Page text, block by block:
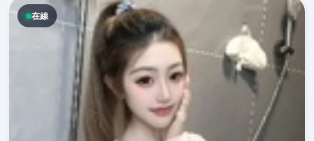
在線